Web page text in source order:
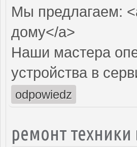
Мы предлагаем:
дому</a>
Наши мастера
устройства в
odpowiedz
ремонт